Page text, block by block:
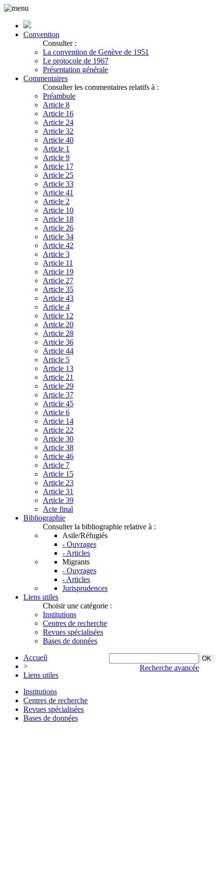
Convention
Consulter :
La convention de Genève de 1951
Le protocole de 1967
Présentation générale
Commentaires
Consulter les commentaires relatifs à :
Préambule
Article 8
Article 16
Article 24
Article 32
Article 40
Article 1
Article 9
Article 17
Article 25
Article 33
Article 41
Article 2
Article 10
Article 18
Article 26
Article 34
Article 42
Article 3
Article 11
Article 19
Article 27
Article 35
Article 43
Article 4
Article 12
Article 20
Article 28
Article 36
Article 44
Article 5
Article 13
Article 21
Article 29
Article 37
Article 45
Article 6
Article 14
Article 22
Article 30
Article 38
Article 46
Article 7
Article 15
Article 23
Article 31
Article 39
Acte final
Bibliographie
Consulter la bibliographie relative à :
Asile/Réfugiés
- Ouvrages
- Articles
Migrants
- Ouvrages
- Articles
Jurisprudences
Liens utiles
Choisir une catégorie :
Institutions
Centres de recherche
Revues spécialisées
Bases de données
Recherche avancée
Accueil
>
Liens utiles
Institutions
Centres de recherche
Revues spécialisées
Bases de données